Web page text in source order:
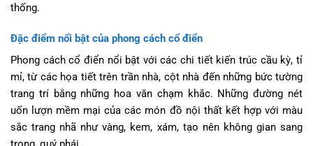
thống.
Đặc điểm nổi bật của phong cách cổ điển
Phong cách cổ điển nổi bật với các chi tiết kiến trúc cầu kỳ, tỉ
mỉ, từ các họa tiết trên trần nhà, cột nhà đến những bức tường
trang trí bằng những hoa văn chạm khắc. Những đường nét
uốn lượn mềm mại của các món đồ nội thất kết hợp với màu
sắc trang nhã như vàng, kem, xám, tạo nên không gian sang